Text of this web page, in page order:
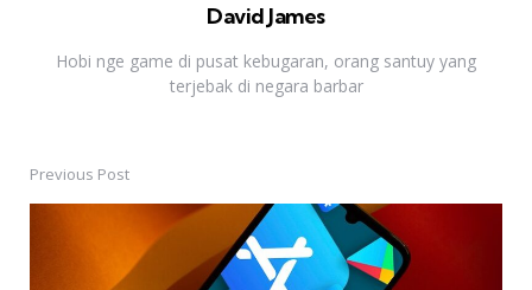
David James
Hobi nge game di pusat kebugaran, orang santuy yang
terjebak di negara barbar
Post
navigation
Previous Post